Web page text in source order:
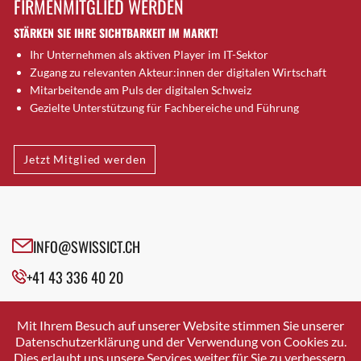
Brugg AG
Brütten
Bubendorf
Bubikon
Buchs (SG)
Bäretswil
Bülach
Cazis
Crissier
Davos Platz
Dierikon
Dietikon
FIRMENMITGLIED WERDEN
STÄRKEN SIE IHRE SICHTBARKEIT IM MARKT!
Ihr Unternehmen als aktiven Player im IT-Sektor
Zugang zu relevanten Akteur:innen der digitalen Wirtschaft
Mitarbeitende am Puls der digitalen Schweiz
Gezielte Unterstützung für Fachbereiche und Führung
Jetzt Mitglied werden
INFO@SWISSICT.CH
+41 43 336 40 20
SWISSICT
VULKANSTRASSE 120
8048 ZURICH
Mit Ihrem Besuch auf unserer Website stimmen Sie unserer
Datenschutzerklärung und der Verwendung von Cookies zu.
Dies erlaubt uns unsere Services weiter für Sie zu verbessern.